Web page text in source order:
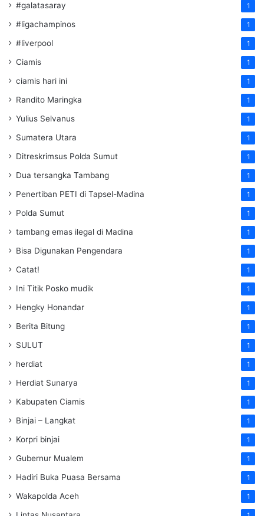
#galatasaray 1
#ligachampinos 1
#liverpool 1
Ciamis 1
ciamis hari ini 1
Randito Maringka 1
Yulius Selvanus 1
Sumatera Utara 1
Ditreskrimsus Polda Sumut 1
Dua tersangka Tambang 1
Penertiban PETI di Tapsel-Madina 1
Polda Sumut 1
tambang emas ilegal di Madina 1
Bisa Digunakan Pengendara 1
Catat! 1
Ini Titik Posko mudik 1
Hengky Honandar 1
Berita Bitung 1
SULUT 1
herdiat 1
Herdiat Sunarya 1
Kabupaten Ciamis 1
Binjai – Langkat 1
Korpri binjai 1
Gubernur Mualem 1
Hadiri Buka Puasa Bersama 1
Wakapolda Aceh 1